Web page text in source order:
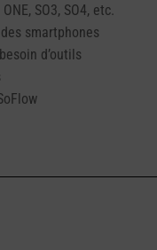
SO3, SO4, etc.
smartphones
d’outils